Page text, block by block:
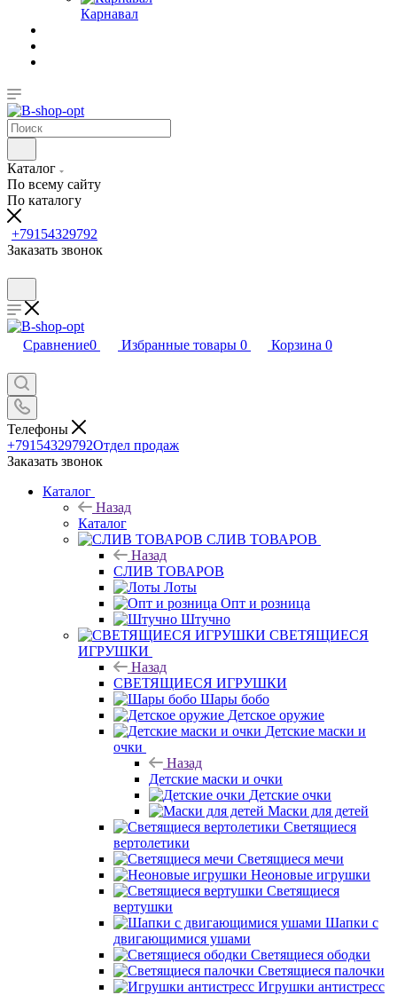
Карнавал
Каталог
По всему сайту
По каталогу
+79154329792
Заказать звонок
Сравнение0 Избранные товары 0 Корзина 0
Телефоны
+79154329792Отдел продаж
Заказать звонок
Каталог
Назад
Каталог
CЛИВ ТОВАРОВ
Назад
CЛИВ ТОВАРОВ
Лоты
Опт и розница
Штучно
СВЕТЯЩИЕСЯ
ИГРУШКИ
Назад
СВЕТЯЩИЕСЯ ИГРУШКИ
Шары бобо
Детское оружие
Детские маски и
очки
Назад
Детские маски и очки
Детские очки
Маски для детей
Светящиеся
вертолетики
Светящиеся мечи
Неоновые игрушки
Светящиеся
вертушки
Шапки с
двигающимися ушами
Светящиеся ободки
Светящиеся палочки
Игрушки антистресс